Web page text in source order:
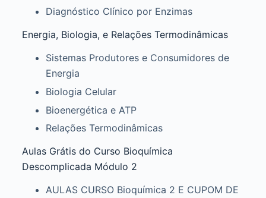
Diagnóstico Clínico por Enzimas
Energia, Biologia, e Relações Termodinâmicas
Sistemas Produtores e Consumidores de
Energia
Biologia Celular
Bioenergética e ATP
Relações Termodinâmicas
Aulas Grátis do Curso Bioquímica
Descomplicada Módulo 2
AULAS CURSO Bioquímica 2 E CUPOM DE